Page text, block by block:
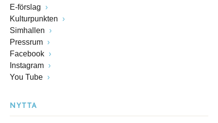
E-förslag
Kulturpunkten
Simhallen
Pressrum
Facebook
Instagram
You Tube
NYTTA